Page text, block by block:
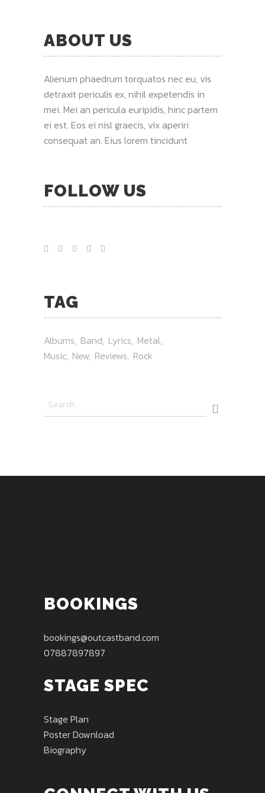
ABOUT US
Alienum phaedrum torquatos nec eu, vis
detraxit periculis ex, nihil expetendis in
mei. Mei an pericula euripidis, hinc partem
ei est. Eos ei nisl graecis, vix aperiri
consequat an. Eius lorem tincidunt
FOLLOW US
TAG
Albums Band Lyrics Metal
Music New Reviews Rock
BOOKINGS
bookings@outcastband.com
07887897897
STAGE SPEC
Stage Plan
Poster Download
Biography